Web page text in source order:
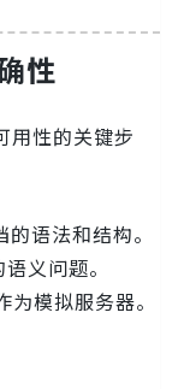
性
用性的关键步
语法和结构。
义问题。
模拟服务器。